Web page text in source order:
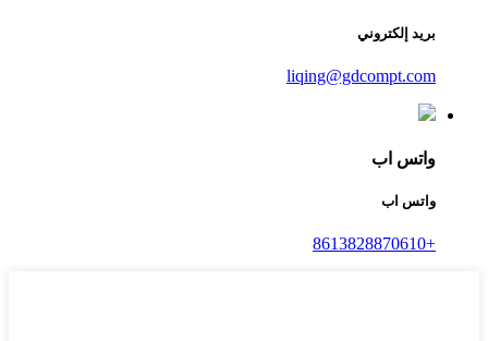
بريد إلكتروني
liqing@gdcompt.com
واتس اب
واتس اب
+8613828870610